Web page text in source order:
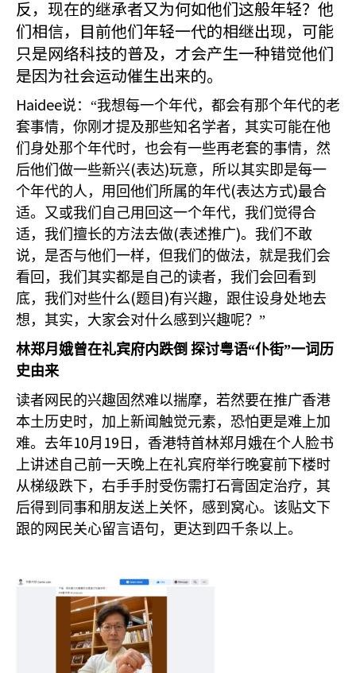
反，现在的继承者又为何如他们这般年轻？他
们相信，目前他们年轻一代的相继出现，可能
只是网络科技的普及，才会产生一种错觉他们
是因为社会运动催生出来的。
Haidee说：“我想每一个年代，都会有那个年代的老
套事情，你刚才提及那些知名学者，其实可能在他
们身处那个年代时，也会有一些再老套的事情，然
后他们做一些新兴(表达)玩意，所以其实即是每一
个年代的人，用回他们所属的年代(表达方式)最合
适。又或我们自己用回这一个年代，我们觉得合
适，我们擅长的方法去做(表述推广)。我们不敢
说，是否与他们一样，但我们的做法，就是我们会
看回，我们其实都是自己的读者，我们会回看到
底，我们对些什么(题目 )有兴趣，跟住设身处地去
想，其实，大家会对什么感到兴趣呢？”
林郑月娥曾在礼宾府内跌倒 探讨粤语“仆街”一词历
史由来
读者网民的兴趣固然难以揣摩，若然要在推广香港
本土历史时，加上新闻触觉元素，恐怕更是难上加
难。去年10月 19 日，香港特首林郑月娥在个人脸书
上讲述自己前一天晚上在礼宾府举行晚宴前下楼时
从梯级跌下，右手手肘受伤需打石膏固定治疗，其
后得到同事和朋友送上关怀，感到窝心。该贴文下
跟的网民关心留言语句，更达到四千条以上。